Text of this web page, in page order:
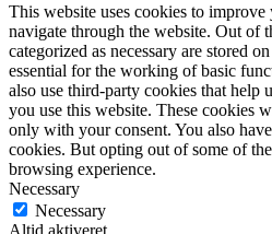
This website uses cookies to
navigate through the website. Out of
categorized as necessary are stored
essential for the working of basic
also use third-party cookies that help
you use this website. These cookies
only with your consent. You also
cookies. But opting out of some of
browsing experience.
Necessary
Necessary
Altid aktiveret